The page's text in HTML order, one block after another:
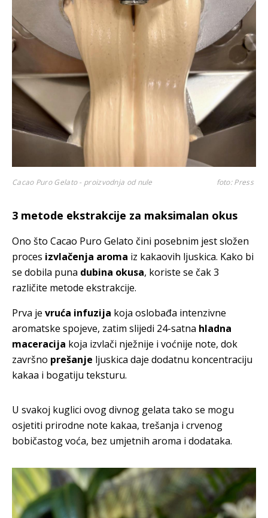
Cacao Puro Gelato - proizvodnja od nule foto: Press
3 metode ekstrakcije za maksimalan okus
Ono što Cacao Puro Gelato čini posebnim jest složen
proces izvlačenja aroma iz kakaovih ljuskica. Kako bi
se dobila puna dubina okusa, koriste se čak 3
različite metode ekstrakcije.
Prva je vruća infuzija koja oslobađa intenzivne
aromatske spojeve, zatim slijedi 24-satna hladna
maceracija koja izvlači nježnije i voćnije note, dok
završno prešanje ljuskica daje dodatnu koncentraciju
kakaa i bogatiju teksturu.
U svakoj kuglici ovog divnog gelata tako se mogu
osjetiti prirodne note kakaa, trešanja i crvenog
bobičastog voća, bez umjetnih aroma i dodataka.